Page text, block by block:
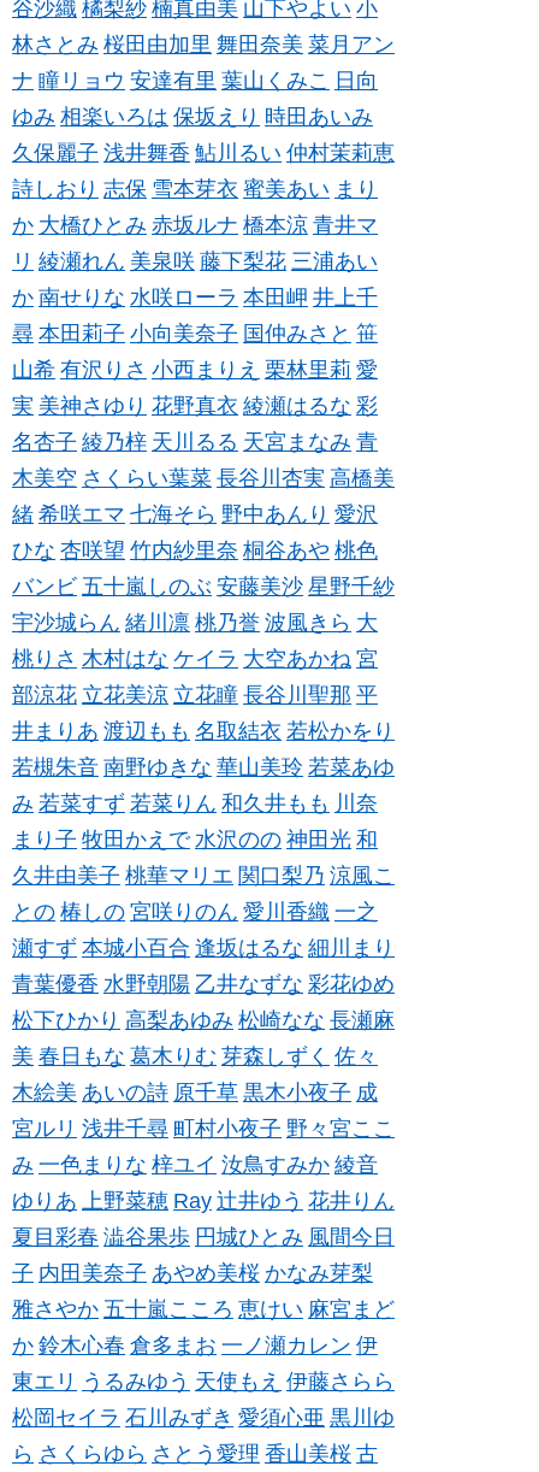
谷沙織 橘梨紗 楠真由美 山下やよい 小
林さとみ 桜田由加里 舞田奈美 菜月アン
ナ 瞳リョウ 安達有里 葉山くみこ 日向
ゆみ 相楽いろは 保坂えり 時田あいみ
久保麗子 浅井舞香 鮎川るい 仲村茉莉恵
詩しおり 志保 雪本芽衣 蜜美あい まり
か 大橋ひとみ 赤坂ルナ 橋本涼 青井マ
リ 綾瀬れん 美泉咲 藤下梨花 三浦あい
か 南せりな 水咲ローラ 本田岬 井上千
尋 本田莉子 小向美奈子 国仲みさと 笹
山希 有沢りさ 小西まりえ 栗林里莉 愛
実 美神さゆり 花野真衣 綾瀬はるな 彩
名杏子 綾乃梓 天川るる 天宮まなみ 青
木美空 さくらい葉菜 長谷川杏実 高橋美
緒 希咲エマ 七海そら 野中あんり 愛沢
ひな 杏咲望 竹内紗里奈 桐谷あや 桃色
バンビ 五十嵐しのぶ 安藤美沙 星野千紗
宇沙城らん 緒川凛 桃乃誉 波風きら 大
桃りさ 木村はな ケイラ 大空あかね 宮
部涼花 立花美涼 立花瞳 長谷川聖那 平
井まりあ 渡辺もも 名取結衣 若松かをり
若槻朱音 南野ゆきな 華山美玲 若菜あゆ
み 若菜すず 若菜りん 和久井もも 川奈
まり子 牧田かえで 水沢のの 神田光 和
久井由美子 桃華マリエ 関口梨乃 涼風こ
との 椿しの 宮咲りのん 愛川香織 一之
瀬すず 本城小百合 逢坂はるな 細川まり
青葉優香 水野朝陽 乙井なずな 彩花ゆめ
松下ひかり 高梨あゆみ 松崎なな 長瀬麻
美 春日もな 葛木りむ 芽森しずく 佐々
木絵美 あいの詩 原千草 黒木小夜子 成
宮ルリ 浅井千尋 町村小夜子 野々宮ここ
み 一色まりな 梓ユイ 汝鳥すみか 綾音
ゆりあ 上野菜穂 Ray 辻井ゆう 花井りん
夏目彩春 澁谷果歩 円城ひとみ 風間今日
子 内田美奈子 あやめ美桜 かなみ芽梨
雅さやか 五十嵐こころ 恵けい 麻宮まど
か 鈴木心春 倉多まお 一ノ瀬カレン 伊
東エリ うるみゆう 天使もえ 伊藤さらら
松岡セイラ 石川みずき 愛須心亜 黒川ゆ
ら さくらゆら さとう愛理 香山美桜 古